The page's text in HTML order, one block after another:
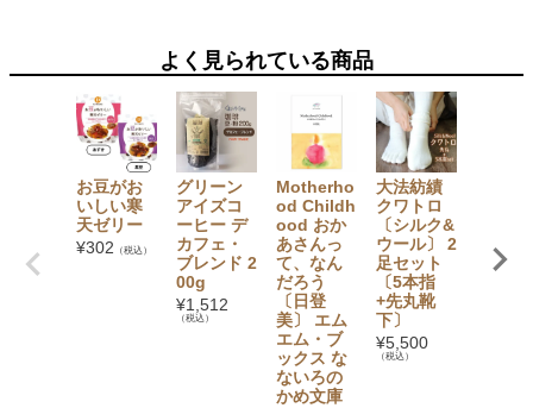
よく見られている商品
お豆がお
いしい寒
天ゼリー
¥302 （税込）
グリーン
アイズコ
ーヒー デ
カフェ・
ブレンド 2
00g
¥1,512
（税込）
Motherho
od Childh
ood おか
あさんっ
て、なん
だろう
〔日登
美〕 エム
エム・ブ
ックス な
ないろの
かめ文庫
大法紡績
クワトロ
〔シルク&
ウール〕 2
足セット
〔5本指
+先丸靴
下〕
¥5,500
（税込）
つ下
丈 25-